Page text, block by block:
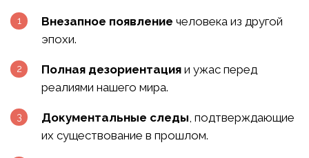
Внезапное появление человека из другой
эпохи.
Полная дезориентация и ужас перед
реалиями нашего мира.
Документальные следы, подтверждающие
их существование в прошлом.